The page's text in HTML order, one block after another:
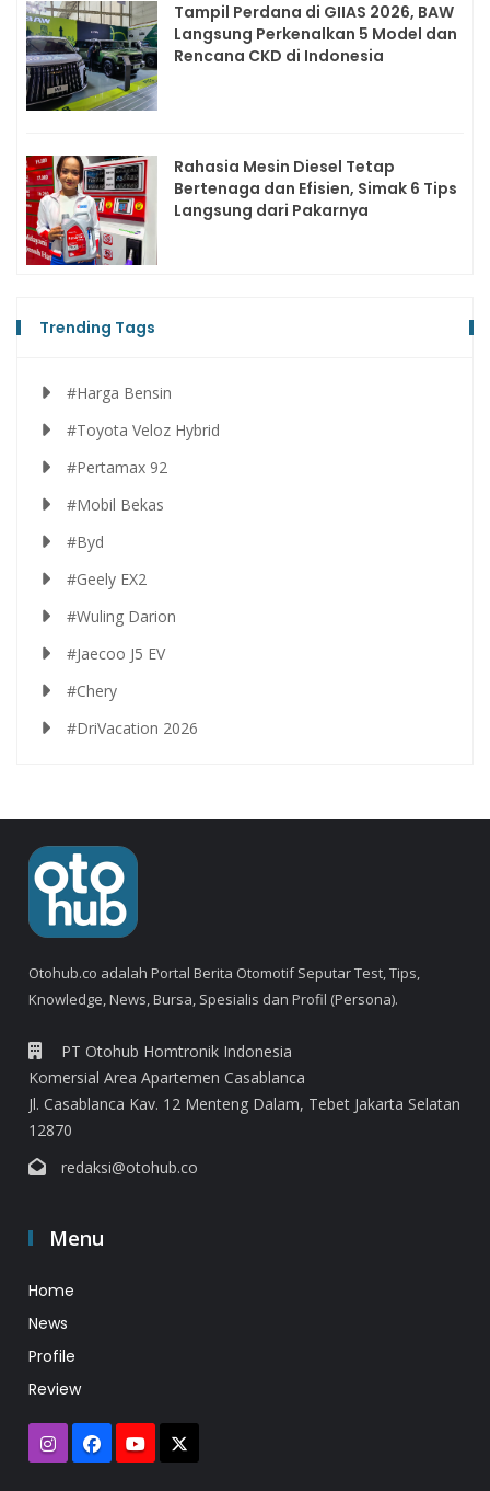
Tampil Perdana di GIIAS 2026, BAW
Langsung Perkenalkan 5 Model dan
Rencana CKD di Indonesia
Rahasia Mesin Diesel Tetap
Bertenaga dan Efisien, Simak 6 Tips
Langsung dari Pakarnya
Trending Tags
#Harga Bensin
#Toyota Veloz Hybrid
#Pertamax 92
#Mobil Bekas
#Byd
#Geely EX2
#Wuling Darion
#Jaecoo J5 EV
#Chery
#DriVacation 2026
Otohub.co adalah Portal Berita Otomotif Seputar Test, Tips,
Knowledge, News, Bursa, Spesialis dan Profil (Persona).
PT Otohub Homtronik Indonesia
Komersial Area Apartemen Casablanca
Jl. Casablanca Kav. 12 Menteng Dalam, Tebet Jakarta Selatan
12870
redaksi@otohub.co
Menu
Home
News
Profile
Review